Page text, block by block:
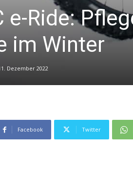
e-Ride:
im Winter
Dezember 2022
Facebook Twitter